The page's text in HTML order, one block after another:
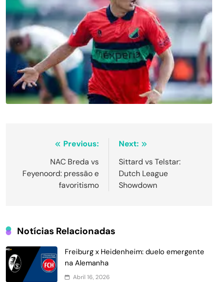
Navegação
Post
Previous:
NAC Breda vs
Feyenoord: pressão e
favoritismo
Next:
Sittard vs Telstar:
Dutch League
Showdown
Notícias Relacionadas
Freiburg x Heidenheim: duelo emergente
na Alemanha
Abril 16, 2026